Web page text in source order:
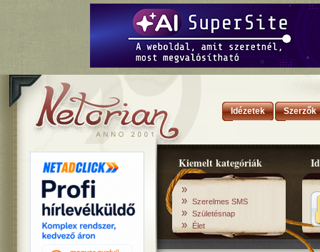
Idézetek Szerzők
Kiemelt kategóriák
»
» Szerelmes SMS
» Születésnap
» Élet